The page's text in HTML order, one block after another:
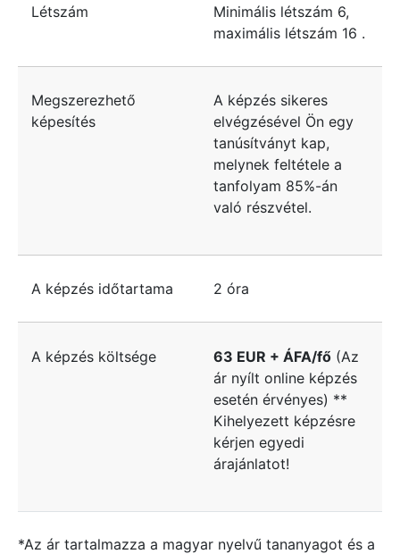
Létszám Minimális létszám 6,
maximális létszám 16 .
Megszerezhető
képesítés
A képzés sikeres
elvégzésével Ön egy
tanúsítványt kap,
melynek feltétele a
tanfolyam 85%-án
való részvétel.
A képzés időtartama 2 óra
A képzés költsége 63 EUR + ÁFA/fő (Az
ár nyílt online képzés
esetén érvényes) **
Kihelyezett képzésre
kérjen egyedi
árajánlatot!
*Az ár tartalmazza a magyar nyelvű tananyagot és a